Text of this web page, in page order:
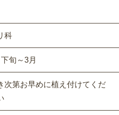
科
旬～3月
次第お早めに植え付けてくだ